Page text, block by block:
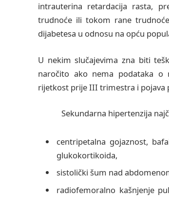
intrauterina retardacija rasta,
trudnoće ili tokom rane
dijabetesa u odnosu na opću
U nekim slučajevima zna biti
naročito ako nema podataka o
rijetkost prije III trimestra i pojava
Sekundarna hipertenzija
centripetalna gojaznost,
glukokortikoida,
sistolički šum nad
radiofemoralno kašnjenje